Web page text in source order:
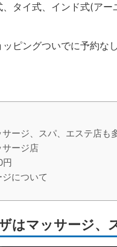
タイ式、インド式(ア
ピングついでに予約な
ージ、スパ、エステ店も
ージ店
円
について
はマッサージ、